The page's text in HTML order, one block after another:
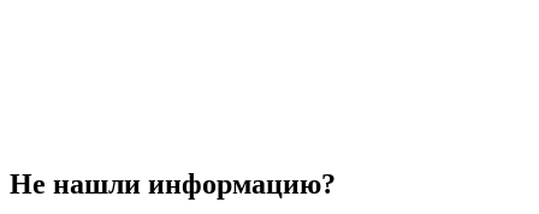
Не нашли информацию?